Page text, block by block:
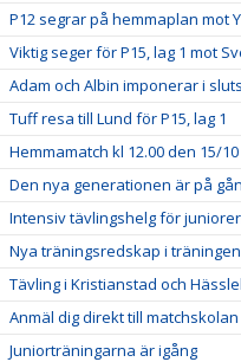
P12 segrar på hemmaplan mot
Viktig seger för P15, lag 1 mot
Adam och Albin imponerar i
Tuff resa till Lund för P15, lag 1
Hemmamatch kl 12.00 den 15/
Den nya generationen är på
Intensiv tävlingshelg för
Nya träningsredskap i träningen
Tävling i Kristianstad och
Anmäl dig direkt till matchskolan
Juniorträningarna är igång